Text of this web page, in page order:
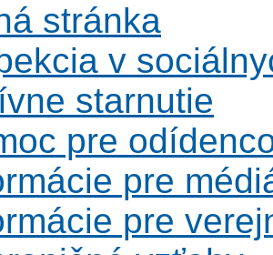
stránka
v
starnutie
pre
pre
pre